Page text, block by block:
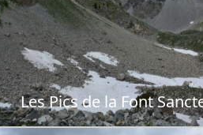
Les Pics de la Font